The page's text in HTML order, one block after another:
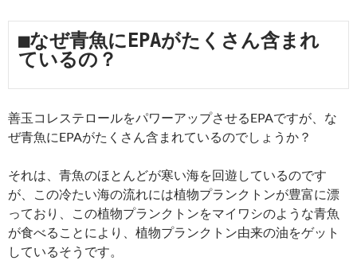
■なぜ青魚にEPAがたくさん含まれ
ているの？
善玉コレステロールをパワーアップさせるEPAですが、な
ぜ青魚にEPAがたくさん含まれているのでしょうか？
それは、青魚のほとんどが寒い海を回遊しているのです
が、この冷たい海の流れには植物プランクトンが豊富に漂
っており、この植物プランクトンをマイワシのような青魚
が食べることにより、植物プランクトン由来の油をゲット
しているそうです。